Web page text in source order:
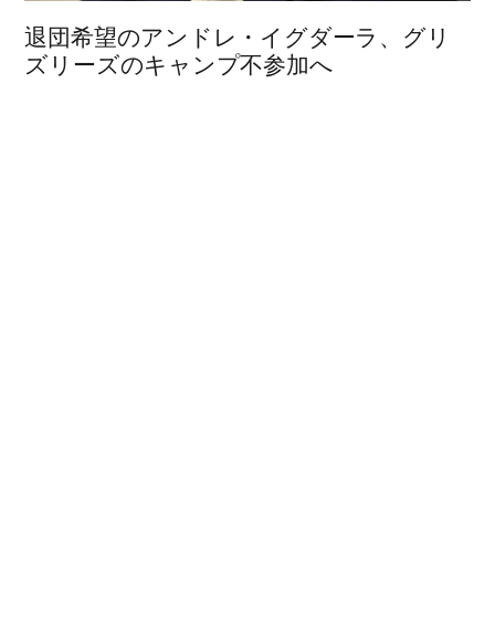
退団希望のアンドレ・イグダーラ、グリ
ズリーズのキャンプ不参加へ